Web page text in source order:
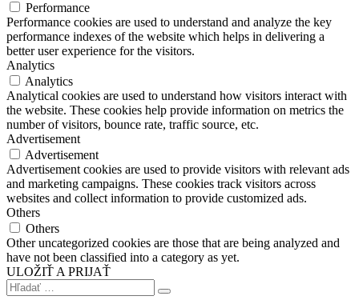
Performance
Performance cookies are used to understand and analyze the key
performance indexes of the website which helps in delivering a
better user experience for the visitors.
Analytics
Analytics
Analytical cookies are used to understand how visitors interact with
the website. These cookies help provide information on metrics the
number of visitors, bounce rate, traffic source, etc.
Advertisement
Advertisement
Advertisement cookies are used to provide visitors with relevant ads
and marketing campaigns. These cookies track visitors across
websites and collect information to provide customized ads.
Others
Others
Other uncategorized cookies are those that are being analyzed and
have not been classified into a category as yet.
ULOŽIŤ A PRIJAŤ